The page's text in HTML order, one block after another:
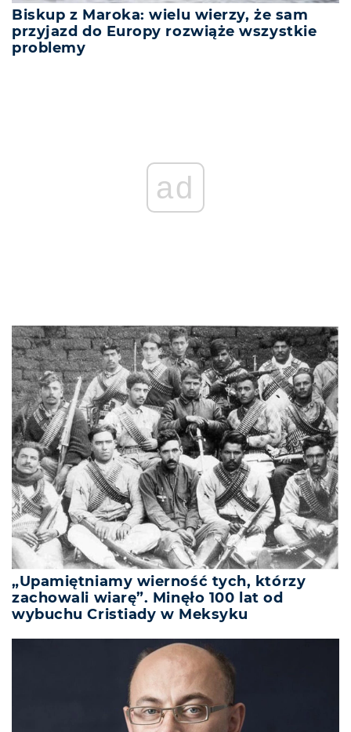
Biskup z Maroka: wielu wierzy, że sam
przyjazd do Europy rozwiąże wszystkie
problemy
ad
„Upamiętniamy wierność tych, którzy
zachowali wiarę”. Minęło 100 lat od
wybuchu Cristiady w Meksyku